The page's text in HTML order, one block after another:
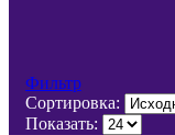
Фильтр
Сортировка:
Показать: